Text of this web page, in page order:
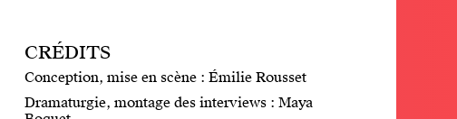
CRÉDITS
Conception, mise en scène : Émilie Rousset
Dramaturgie, montage des interviews : Maya